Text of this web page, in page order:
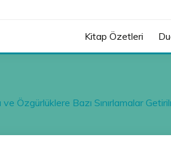
Kitap Özetleri
Özgürlüklere Bazı Sınırlamalar